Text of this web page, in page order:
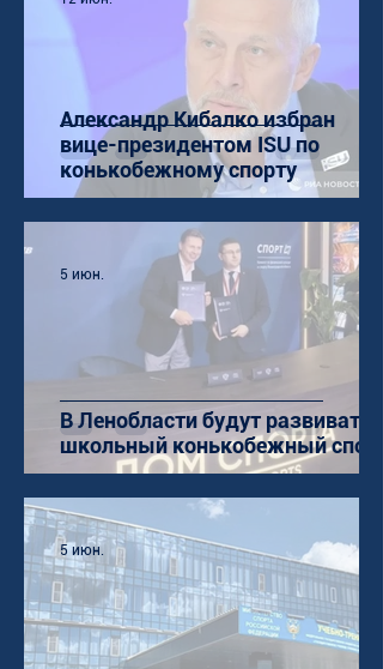
Александр Кибалко избран
вице-президентом ISU по
конькобежному спорту
В Ленобласти будут развивать
школьный конькобежный спорт
5 июн.
5 июн.